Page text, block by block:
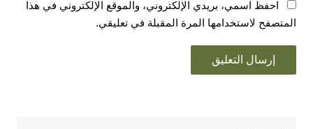
احفظ اسمي، بريدي الإلكتروني، والموقع الإلكتروني في هذا
المتصفح لاستخدامها المرة المقبلة في تعليقي.